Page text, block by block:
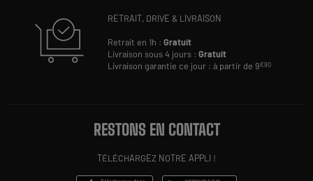
RETRAIT, DRIVE & LIVRAISON
Retrait en 1h :Gratuit
Livraison sous 4 jours :Gratuit
Livraison garantie ce jour : à partir de 9€90
RESTONS EN CONTACT
TÉLÉCHARGEZ NOTRE APPLI !